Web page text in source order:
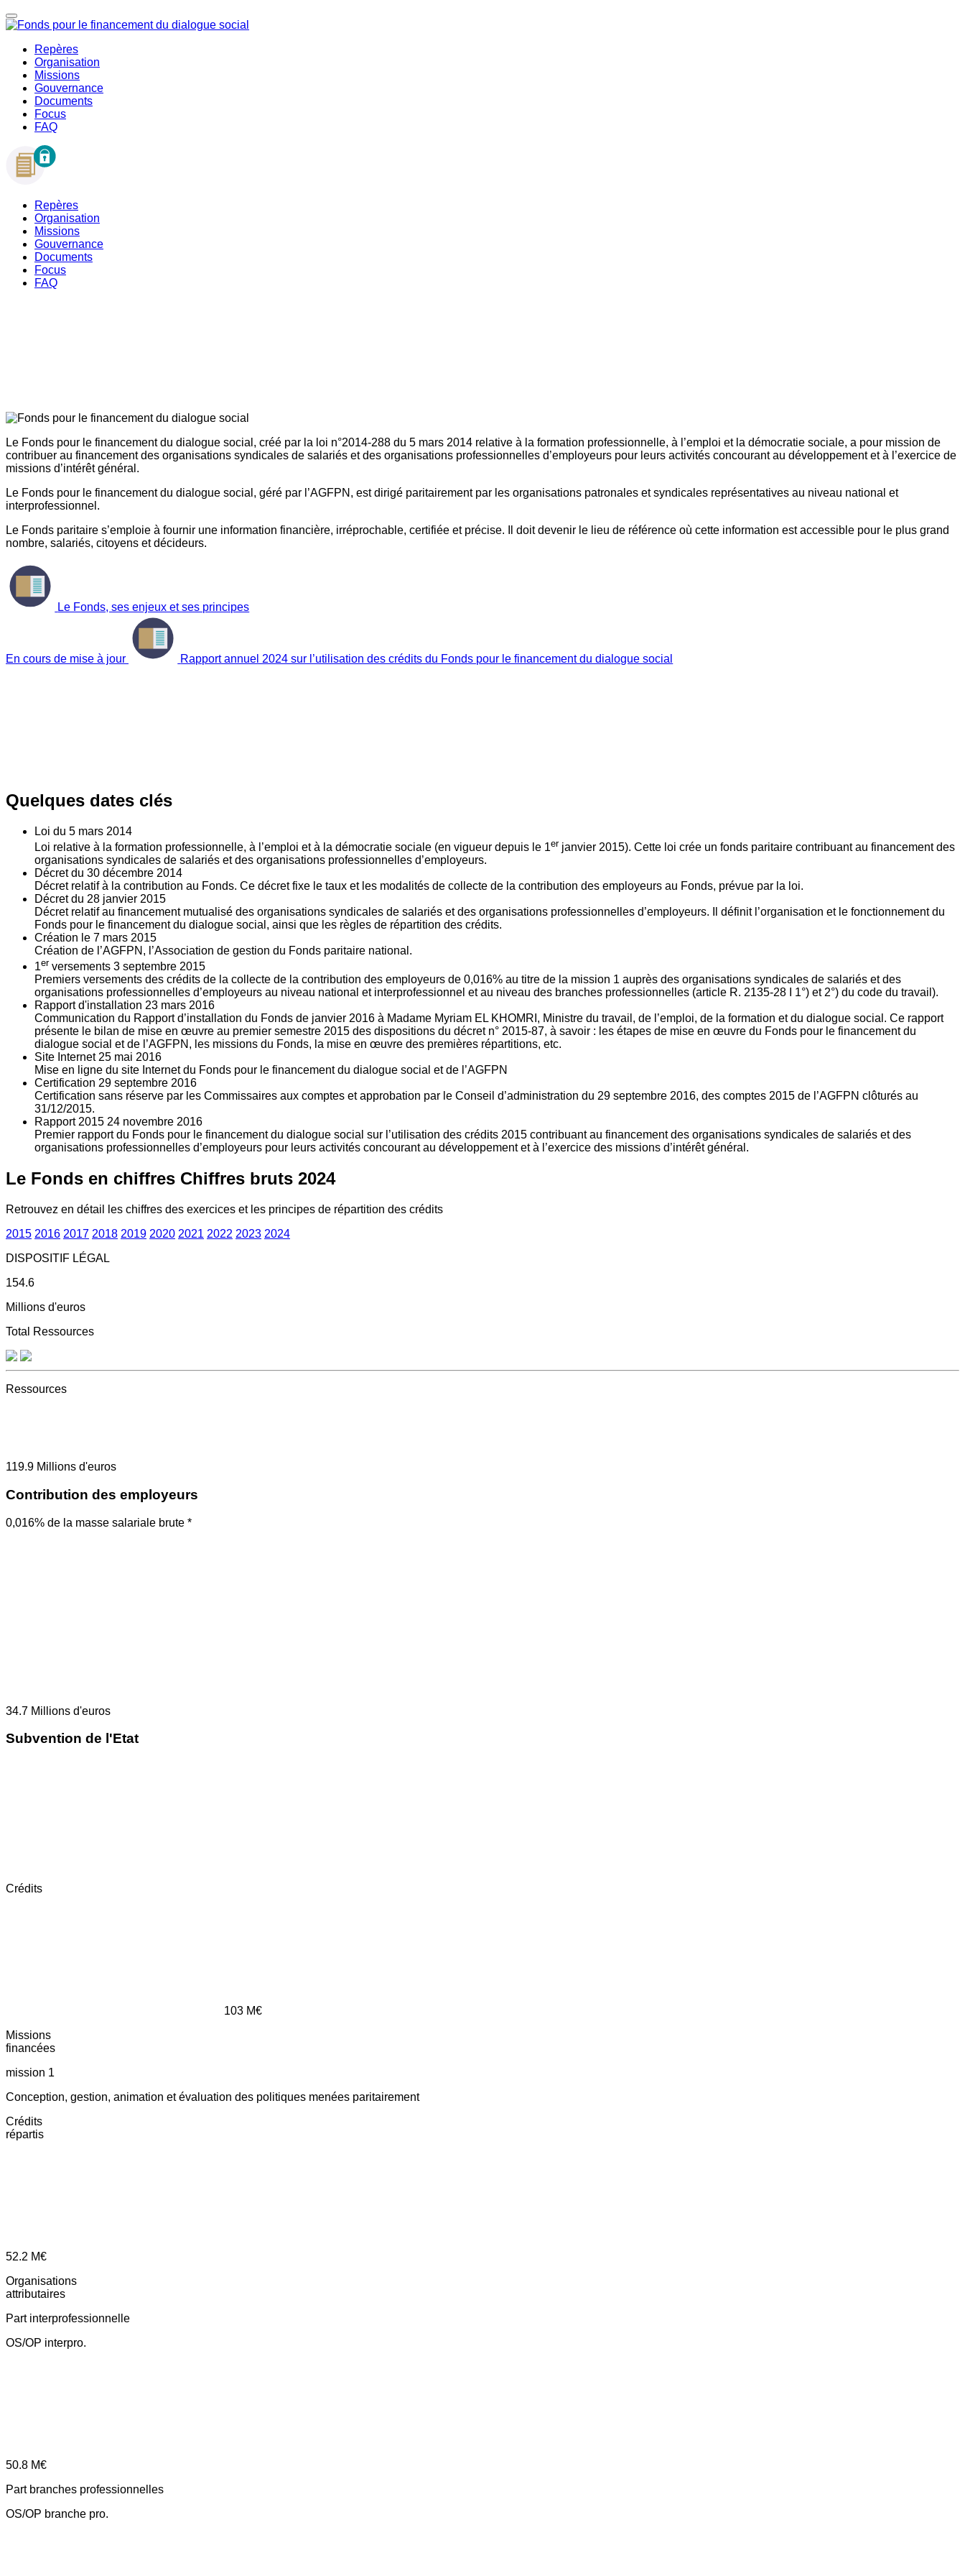
Repères
Organisation
Missions
Gouvernance
Documents
Focus
FAQ
Repères
Organisation
Missions
Gouvernance
Documents
Focus
FAQ
Le Fonds pour le financement du dialogue social, créé par la loi n°2014-288 du 5 mars 2014 relative à la formation professionnelle, à l’emploi et la démocratie sociale, a pour mission de
contribuer au financement des organisations syndicales de salariés et des organisations professionnelles d’employeurs pour leurs activités concourant au développement et à l’exercice de
missions d’intérêt général.
Le Fonds pour le financement du dialogue social, géré par l’AGFPN, est dirigé paritairement par les organisations patronales et syndicales représentatives au niveau national et
interprofessionnel.
Le Fonds paritaire s’emploie à fournir une information financière, irréprochable, certifiée et précise. Il doit devenir le lieu de référence où cette information est accessible pour le plus grand
nombre, salariés, citoyens et décideurs.
Le Fonds, ses enjeux et ses principes
En cours de mise à jour Rapport annuel 2024 sur l’utilisation des crédits du Fonds pour le financement du dialogue social
Quelques dates clés
Loi du 5 mars 2014
Loi relative à la formation professionnelle, à l’emploi et à la démocratie sociale (en vigueur depuis le 1er janvier 2015). Cette loi crée un fonds paritaire contribuant au financement des
organisations syndicales de salariés et des organisations professionnelles d’employeurs.
Décret du 30 décembre 2014
Décret relatif à la contribution au Fonds. Ce décret fixe le taux et les modalités de collecte de la contribution des employeurs au Fonds, prévue par la loi.
Décret du 28 janvier 2015
Décret relatif au financement mutualisé des organisations syndicales de salariés et des organisations professionnelles d’employeurs. Il définit l’organisation et le fonctionnement du
Fonds pour le financement du dialogue social, ainsi que les règles de répartition des crédits.
Création le 7 mars 2015
Création de l’AGFPN, l’Association de gestion du Fonds paritaire national.
1er versements 3 septembre 2015
Premiers versements des crédits de la collecte de la contribution des employeurs de 0,016% au titre de la mission 1 auprès des organisations syndicales de salariés et des
organisations professionnelles d’employeurs au niveau national et interprofessionnel et au niveau des branches professionnelles (article R. 2135‐28 I 1°) et 2°) du code du travail).
Rapport d'installation 23 mars 2016
Communication du Rapport d’installation du Fonds de janvier 2016 à Madame Myriam EL KHOMRI, Ministre du travail, de l’emploi, de la formation et du dialogue social. Ce rapport
présente le bilan de mise en œuvre au premier semestre 2015 des dispositions du décret n° 2015-87, à savoir : les étapes de mise en œuvre du Fonds pour le financement du
dialogue social et de l’AGFPN, les missions du Fonds, la mise en œuvre des premières répartitions, etc.
Site Internet 25 mai 2016
Mise en ligne du site Internet du Fonds pour le financement du dialogue social et de l’AGFPN
Certification 29 septembre 2016
Certification sans réserve par les Commissaires aux comptes et approbation par le Conseil d’administration du 29 septembre 2016, des comptes 2015 de l’AGFPN clôturés au
31/12/2015.
Rapport 2015 24 novembre 2016
Premier rapport du Fonds pour le financement du dialogue social sur l’utilisation des crédits 2015 contribuant au financement des organisations syndicales de salariés et des
organisations professionnelles d’employeurs pour leurs activités concourant au développement et à l’exercice des missions d’intérêt général.
Le Fonds en chiffres Chiffres bruts 2024
Retrouvez en détail les chiffres des exercices et les principes de répartition des crédits
2015 2016 2017 2018 2019 2020 2021 2022 2023 2024
DISPOSITIF LÉGAL
154.6
Millions d'euros
Total Ressources
Ressources
119.9 Millions d'euros
Contribution des employeurs
0,016% de la masse salariale brute *
34.7 Millions d'euros
Subvention de l'Etat
Crédits
103 M€
Missions
financées
mission 1
Conception, gestion, animation et évaluation des politiques menées paritairement
Crédits
répartis
52.2 M€
Organisations
attributaires
Part interprofessionnelle
OS/OP interpro.
50.8 M€
Part branches professionnelles
OS/OP branche pro.